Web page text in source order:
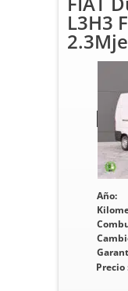
L3H3
Año:
Precio